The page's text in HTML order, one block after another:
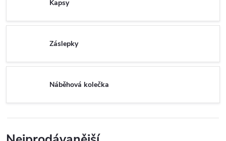
Kapsy
Záslepky
Náběhová kolečka